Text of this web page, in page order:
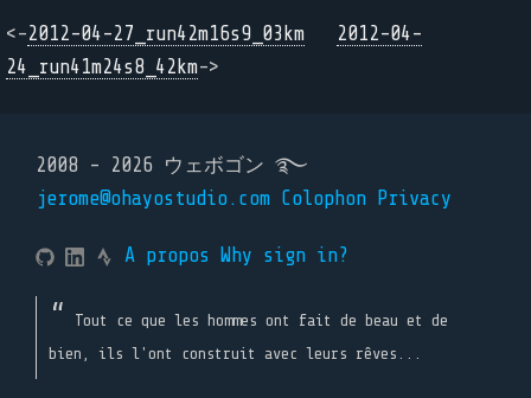
<-2012-04-27_run42m16s9_03km
2012-04-
24_run41m24s8_42km->
2008 - 2026 ウェボゴン ࿐
jerome@ohayostudio.com Colophon Privacy
A propos Why sign in?
Tout ce que les hommes ont fait de beau et de
bien, ils l'ont construit avec leurs rêves...